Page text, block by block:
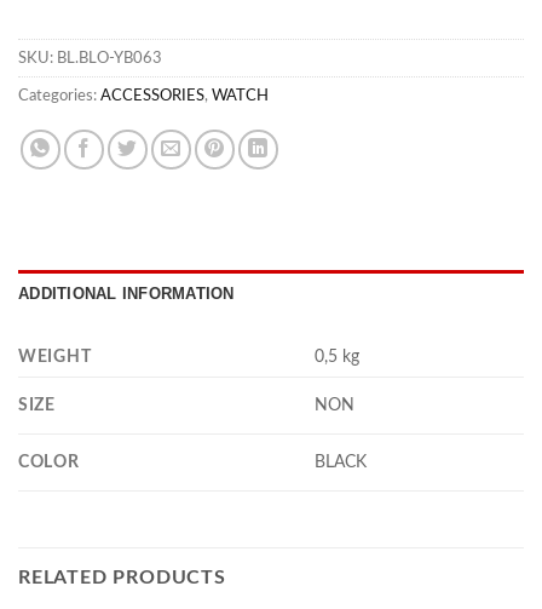
SKU: BL.BLO-YB063
Categories: ACCESSORIES, WATCH
ADDITIONAL INFORMATION
WEIGHT 0,5 kg
SIZE NON
COLOR BLACK
RELATED PRODUCTS